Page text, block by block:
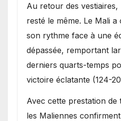
Au retour des vestiaires,
resté le même. Le Mali
son rythme face à une
dépassée, remportant
derniers quarts-temps
victoire éclatante (124-
Avec cette prestation de
les Maliennes